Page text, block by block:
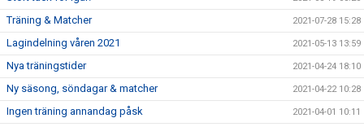
Träning & Matcher 2021-07-28 15:28
Lagindelning våren 2021 2021-05-13 13:59
Nya träningstider 2021-04-24 18:10
Ny säsong, söndagar & matcher 2021-04-22 10:28
Ingen träning annandag påsk 2021-04-01 10:11